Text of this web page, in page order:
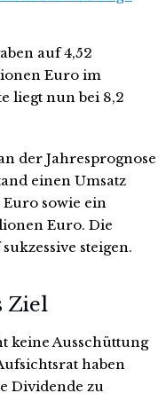
auf 4,52
Euro im
liegt nun bei 8,2
der Jahresprognose
einen Umsatz
sowie ein
Euro. Die
steigen.
Ziel
keine Ausschüttung
haben
Dividende zu